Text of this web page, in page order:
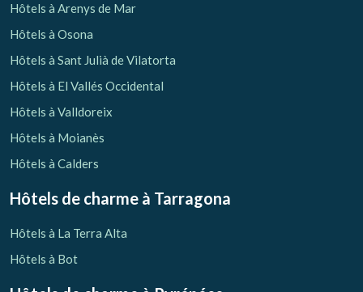
Vérifier le code de réservation
Hôtels à Arenys de Mar
Hôtels à Osona
Hôtels à Sant Julià de Vilatorta
Hôtels à El Vallés Occidental
Hôtels à Valldoreix
Hôtels à Moianès
Hôtels à Calders
Hôtels de charme à Tarragona
Hôtels à La Terra Alta
Hôtels à Bot